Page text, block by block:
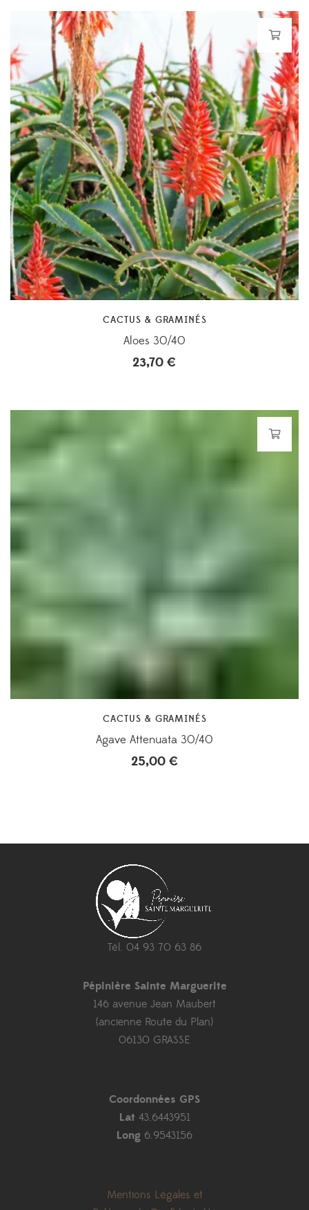
CACTUS & GRAMINÉS
Aloes 30/40
23,70 €
CACTUS & GRAMINÉS
Agave Attenuata 30/40
25,00 €
Tél. 04 93 70 63 86
Pépinière Sainte Marguerite
146 avenue Jean Maubert
(ancienne Route du Plan)
06130 GRASSE
Coordonnées GPS
Lat 43.6443951
Long 6.9543156
Mentions Légales et